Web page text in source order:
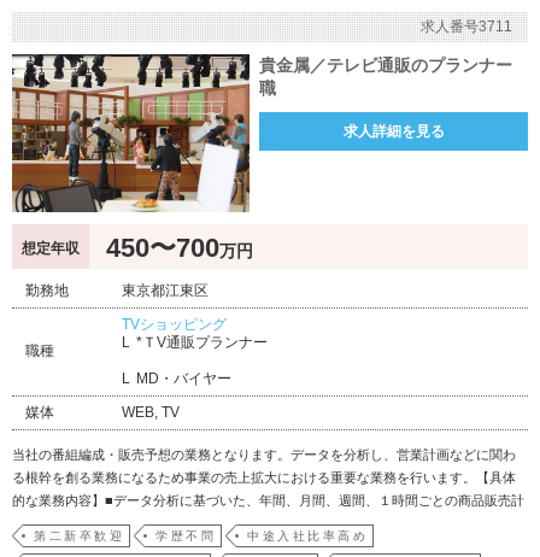
求人番号3711
貴金属／テレビ通販のプランナー
職
求人詳細を見る
想定年収 450〜700万円
勤務地 東京都江東区
職種
TVショッピング
*ＴV通販プランナー
MD・バイヤー
媒体
WEB, TV
当社の番組編成・販売予想の業務となります。データを分析し、営業計画などに関わ
る根幹を創る業務になるため事業の売上拡大における重要な業務を行います。【具体
的な業務内容】■データ分析に基づいた、年間、月間、週間、１時間ごとの商品販売計
画の立案、実施■新商品販売計画の立案、既存商品販売計画の拡販■在庫管理（在庫回
転率の把握）、追加発注等■売上予測、分析
第二新卒歓迎 学歴不問 中途入社比率高め